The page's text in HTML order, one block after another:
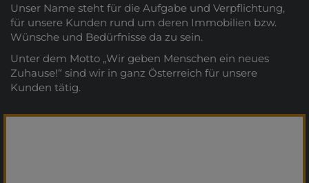
Unser Name steht für die Aufgabe und Verpflichtung,
für unsere Kunden rund um deren Immobilien bzw.
Wünsche und Bedürfnisse da zu sein.
Unter dem Motto „Wir geben Menschen ein neues
Zuhause!“ sind wir in ganz Österreich für unsere
Kunden tätig.